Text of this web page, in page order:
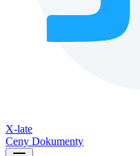
X-late
Ceny Dokumenty